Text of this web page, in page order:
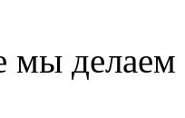
мы